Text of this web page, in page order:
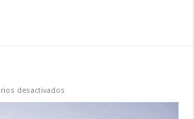
desactivados